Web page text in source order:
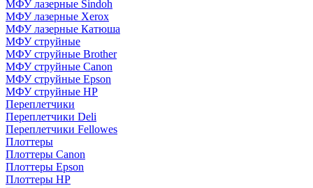
МФУ лазерные Sindoh
МФУ лазерные Xerox
МФУ лазерные Катюша
МФУ струйные
МФУ струйные Brother
МФУ струйные Canon
МФУ струйные Epson
МФУ струйные HP
Переплетчики
Переплетчики Deli
Переплетчики Fellowes
Плоттеры
Плоттеры Canon
Плоттеры Epson
Плоттеры HP